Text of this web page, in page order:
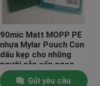
90mic Matt MOPP PE
nhựa Mylar Pouch Con
dấu kẹp cho những
người sắp xếp ngọc
trai
Gửi yêu cầu